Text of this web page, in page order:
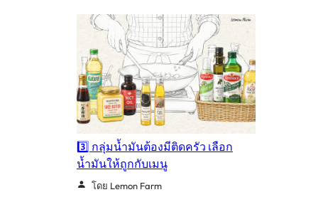
3️⃣ กลุ่มน้ำมันต้องมีติดครัว เลือก
น้ำมันให้ถูกกับเมนู
โดย Lemon Farm